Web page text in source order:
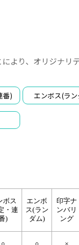
より、オリジナリ
番) エンボス(ラ
ボス
・連
)
エンボ
ス(ラン
ダム)
印字ナ
ンバリ
ング